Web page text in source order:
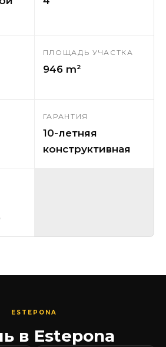
ПЛОЩАДЬ УЧАСТКА
946 m²
ГАРАНТИЯ
10-летняя
конструктивная
ESTEPONA
в Estepona